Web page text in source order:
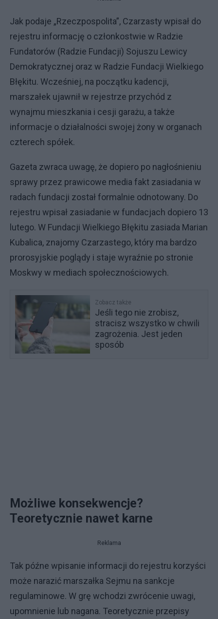
Jak podaje „Rzeczpospolita”, Czarzasty wpisał do
rejestru informację o członkostwie w Radzie
Fundatorów (Radzie Fundacji) Sojuszu Lewicy
Demokratycznej oraz w Radzie Fundacji Wielkiego
Błękitu. Wcześniej, na początku kadencji,
marszałek ujawnił w rejestrze przychód z
wynajmu mieszkania i cesji garażu, a także
informacje o działalności swojej żony w organach
czterech spółek.
Gazeta zwraca uwagę, że dopiero po nagłośnieniu
sprawy przez prawicowe media fakt zasiadania w
radach fundacji został formalnie odnotowany. Do
rejestru wpisał zasiadanie w fundacjach dopiero 13
lutego. W Fundacji Wielkiego Błękitu zasiada Marian
Kubalica, znajomy Czarzastego, który ma bardzo
prorosyjskie poglądy i staje wyraźnie po stronie
Moskwy w mediach społecznościowych.
Zobacz także
Jeśli tego nie zrobisz,
stracisz wszystko w chwili
zagrożenia. Jest jeden
sposób
Możliwe konsekwencje?
Teoretycznie nawet karne
Reklama
Tak późne wpisanie informacji do rejestru korzyści
może narazić marszałka Sejmu na sankcje
regulaminowe. W grę wchodzi zwrócenie uwagi,
upomnienie lub nagana. Teoretycznie przepisy